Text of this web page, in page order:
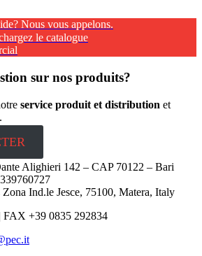
Nous vous appelons.
le catalogue
sur nos produits?
service produit et distribution et
Alighieri 142 – CAP 70122 – Bari
Ind.le Jesce, 75100, Matera, Italy
FAX +39 0835 292834